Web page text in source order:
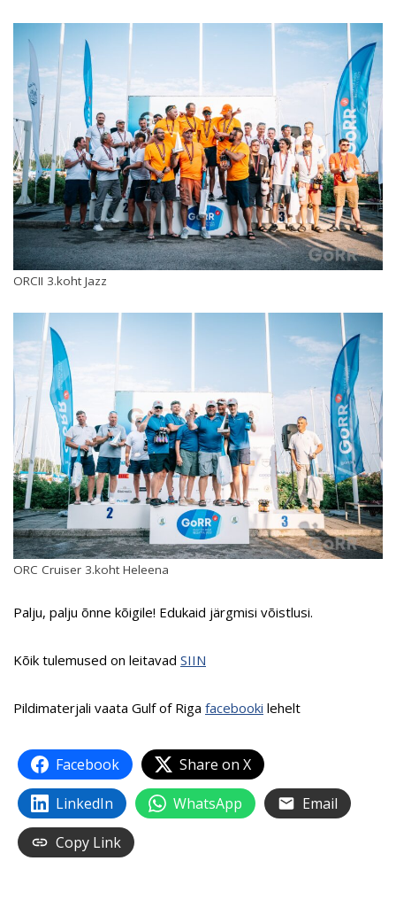
ORCII 3.koht Jazz
ORC Cruiser 3.koht Heleena
Palju, palju õnne kõigile! Edukaid järgmisi võistlusi.
Kõik tulemused on leitavad SIIN
Pildimaterjali vaata Gulf of Riga facebooki lehelt
Facebook
Share on X
LinkedIn
WhatsApp
Email
Copy Link